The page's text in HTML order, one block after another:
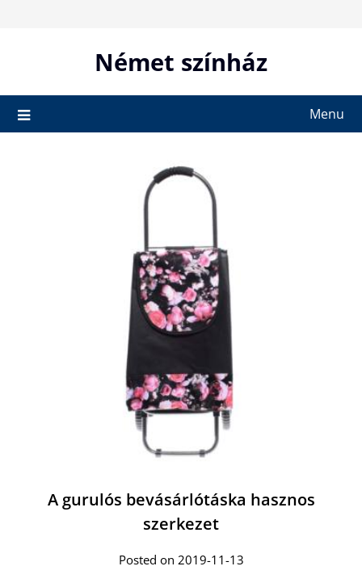
Német színház
Menu
A gurulós bevásárlótáska hasznos
szerkezet
Posted on 2019-11-13